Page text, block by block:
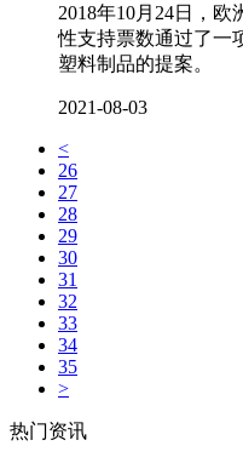
2018年10月24日，
性支持票数通过了一
塑料制品的提案。
2021-08-03
<
26
27
28
29
30
31
32
33
34
35
>
热门资讯